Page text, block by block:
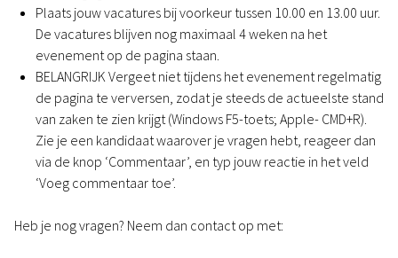
Plaats jouw vacatures bij voorkeur tussen 10.00 en 13.00 uur.
De vacatures blijven nog maximaal 4 weken na het
evenement op de pagina staan.
BELANGRIJK Vergeet niet tijdens het evenement regelmatig
de pagina te verversen, zodat je steeds de actueelste stand
van zaken te zien krijgt (Windows F5-toets; Apple- CMD+R).
Zie je een kandidaat waarover je vragen hebt, reageer dan
via de knop ‘Commentaar’, en typ jouw reactie in het veld
‘Voeg commentaar toe’.
Heb je nog vragen? Neem dan contact op met: